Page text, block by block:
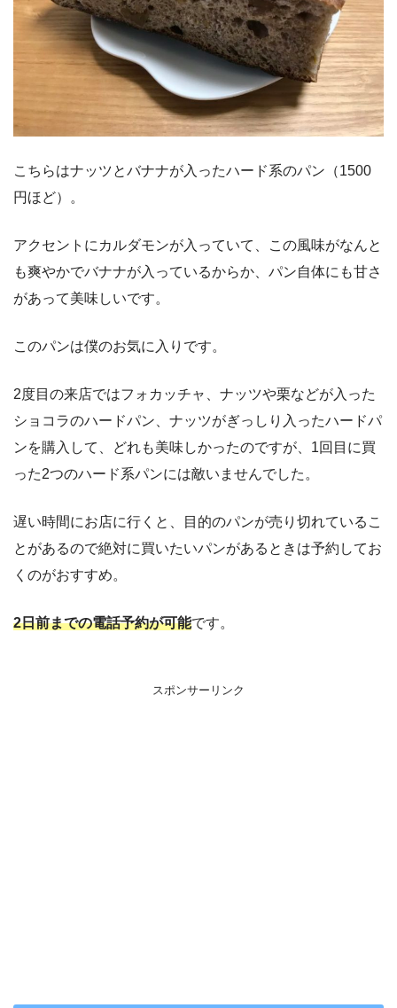
こちらはナッツとバナナが入ったハード系のパン（1500
円ほど）。
アクセントにカルダモンが入っていて、この風味がなんと
も爽やかでバナナが入っているからか、パン自体にも甘さ
があって美味しいです。
このパンは僕のお気に入りです。
2度目の来店ではフォカッチャ、ナッツや栗などが入った
ショコラのハードパン、ナッツがぎっしり入ったハードパ
ンを購入して、どれも美味しかったのですが、1回目に買
った2つのハード系パンには敵いませんでした。
遅い時間にお店に行くと、目的のパンが売り切れているこ
とがあるので絶対に買いたいパンがあるときは予約してお
くのがおすすめ。
2日前までの電話予約が可能です。
スポンサーリンク